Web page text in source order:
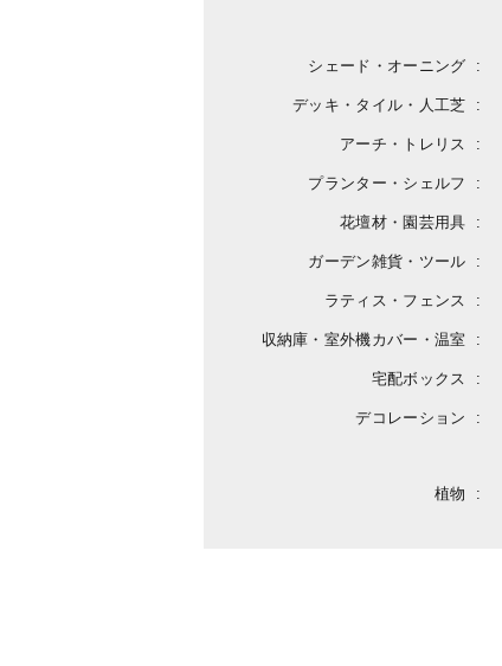
シェード・オーニング
デッキ・タイル・人工芝
アーチ・トレリス
プランター・シェルフ
花壇材・園芸用具
ガーデン雑貨・ツール
ラティス・フェンス
収納庫・室外機カバー・温室
宅配ボックス
デコレーション
植物